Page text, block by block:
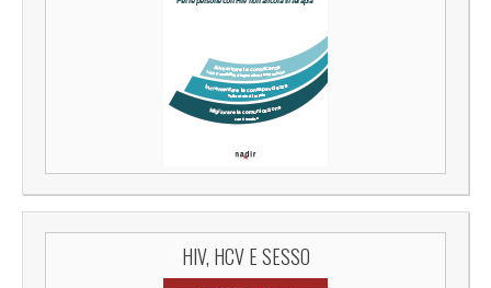
HIV, HCV E SESSO